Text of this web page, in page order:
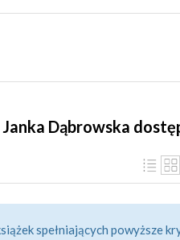
Dąbrowska
spełniających powyższe